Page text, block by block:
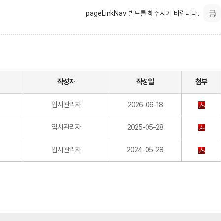
pageLinkNav 빌드를 해주시기 바랍니다.
작성자 작성일 첨부
입시관리자 2026-06-18
입시관리자 2025-05-28
입시관리자 2024-05-28